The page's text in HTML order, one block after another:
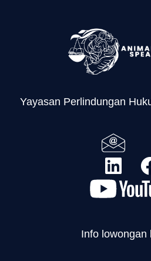
Yayasan Perlindungan
Info lowongan